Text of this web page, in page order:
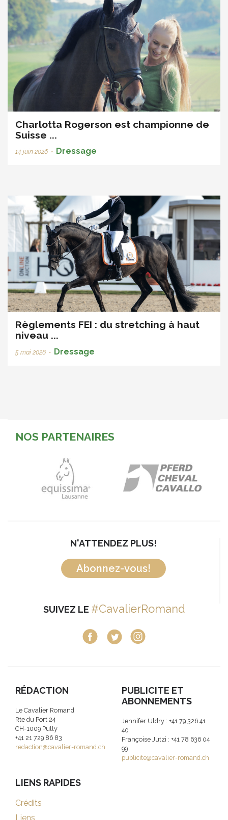
Charlotta Rogerson est championne de
Suisse ...
14 juin 2026 • Dressage
Règlements FEI : du stretching à haut
niveau ...
5 mai 2026 • Dressage
NOS PARTENAIRES
N'ATTENDEZ PLUS!
Abonnez-vous!
SUIVEZ LE #CavalierRomand
RÉDACTION
Le Cavalier Romand
Rte du Port 24
CH-1009 Pully
+41 21 729 86 83
redaction@cavalier-romand.ch
PUBLICITE ET
ABONNEMENTS
Jennifer Uldry : +41 79 326 41
40
Françoise Jutzi : +41 78 636 04
99
publicite@cavalier-romand.ch
LIENS RAPIDES
Crédits
Liens